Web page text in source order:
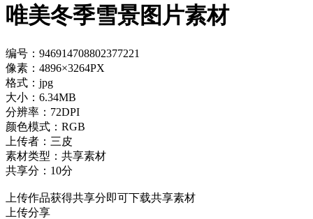
唯美冬季雪景图片素材
编号：946914708802377221
像素：4896×3264PX
格式：jpg
大小：6.34MB
分辨率：72DPI
颜色模式：RGB
上传者：三皮
素材类型：共享素材
共享分：10分
上传作品获得共享分即可下载共享素材
上传分享